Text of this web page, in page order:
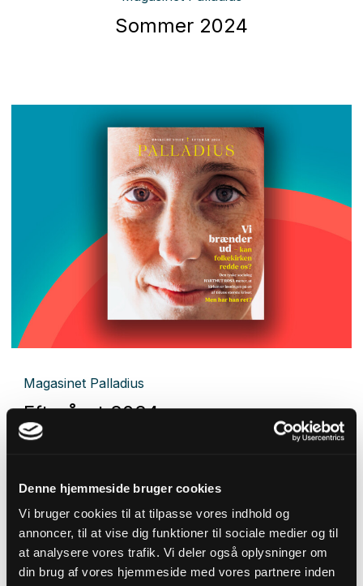
Denne hjemmeside bruger cookies
Vi bruger cookies til at tilpasse vores indhold og
annoncer, til at vise dig funktioner til sociale medier og til
at analysere vores trafik. Vi deler også oplysninger om
din brug af vores hjemmeside med vores partnere inden
Sommer 2024
Magasinet Palladius
Efteråret 2024